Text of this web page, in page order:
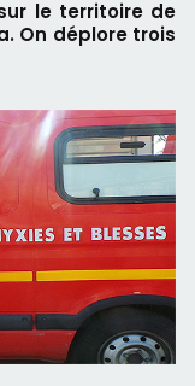
le territoire de
On déplore trois